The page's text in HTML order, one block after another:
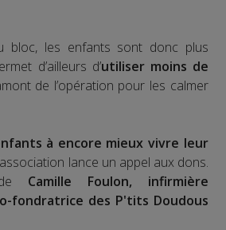
bloc, les enfants sont donc plus
d’ailleurs d’utiliser moins de
de l’opération pour les calmer
à encore mieux vivre leur
lance un appel aux dons.
Camille Foulon, infirmière
fondratrice des P'tits Doudous